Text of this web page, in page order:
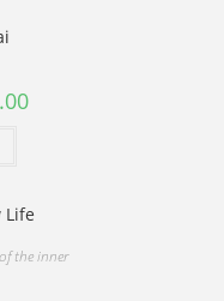
Current
the inner